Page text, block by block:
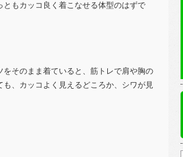
もカッコ良く着こなせる体型のはずで
そのまま着ていると、筋トレで肩や胸の
、カッコよく見えるどころか、シワが見